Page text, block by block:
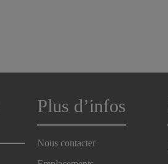
Plus d’infos
Nous contacter